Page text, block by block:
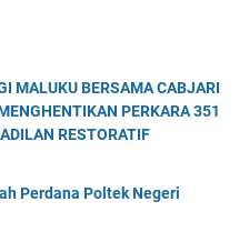
MALUKU BERSAMA CABJARI
PERKARA 351
RESTORATIF
Perdana Poltek Negeri